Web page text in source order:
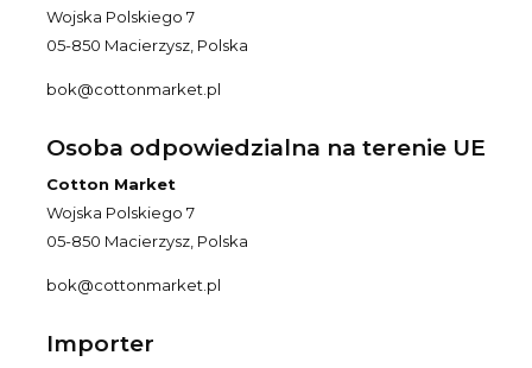
Wojska Polskiego 7
05-850 Macierzysz, Polska
bok@cottonmarket.pl
Osoba odpowiedzialna na terenie UE
Cotton Market
Wojska Polskiego 7
05-850 Macierzysz, Polska
bok@cottonmarket.pl
Importer